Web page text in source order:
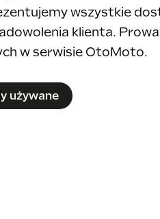
wszystkie
klienta.
w serwisie OtoMoto.
używane